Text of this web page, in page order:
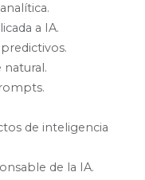
a IA.
de inteligencia
de la IA.